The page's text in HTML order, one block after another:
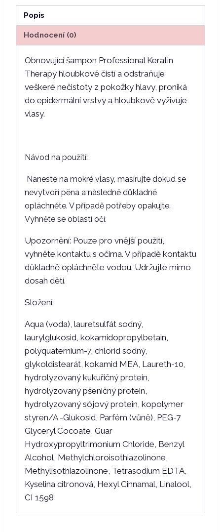
šampon
360
množství
Popis
Hodnocení (0)
Obnovující šampon Professional Keratin
Therapy hloubkově čistí a odstraňuje
veškeré nečistoty z pokožky hlavy, proniká
do epidermální vrstvy a hloubkově vyživuje
vlasy.
Návod na použití:
Naneste na mokré vlasy, masírujte dokud se
nevytvoří pěna a následně důkladně
opláchněte. V případě potřeby opakujte.
Vyhněte se oblastí očí.
Upozornění: Pouze pro vnější použití,
vyhněte kontaktu s očima. V případě kontaktu
důkladně opláchněte vodou. Udržujte mimo
dosah dětí.
Složení:
Aqua (voda), lauretsulfát sodný,
laurylglukosid, kokamidopropylbetain,
polyquaternium-7, chlorid sodný,
glykoldistearát, kokamid MEA, Laureth-10,
hydrolyzovaný kukuřičný protein,
hydrolyzovaný pšeničný protein,
hydrolyzovaný sójový protein, kopolymer
styren/A -Glukosid, Parfém (vůně), PEG-7
Glyceryl Cocoate, Guar
Hydroxypropyltrimonium Chloride, Benzyl
Alcohol, Methylchloroisothiazolinone,
Methylisothiazolinone, Tetrasodium EDTA,
Kyselina citronová, Hexyl Cinnamal, Linalool,
CI 1598